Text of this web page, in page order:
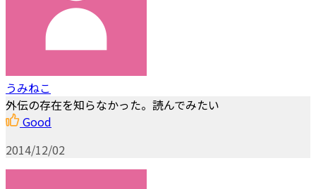
うみねこ
外伝の存在を知らなかった。読んでみたい
Good
2014/12/02